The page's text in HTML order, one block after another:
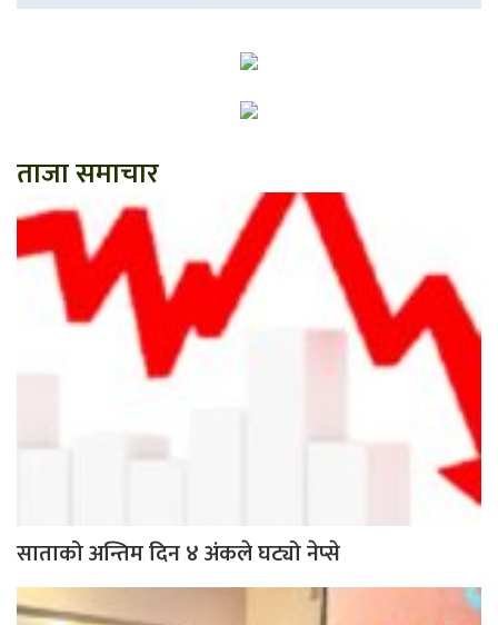
ताजा समाचार
साताको अन्तिम दिन ४ अंकले घट्यो नेप्से